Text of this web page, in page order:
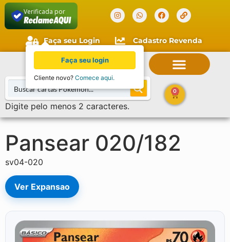
Verificada por
Faça seu Login Cadastro Revenda
Digite pelo menos 2 caracteres.
0
Pansear 020/182
sv04-020
Ver Expansao
Faça seu login
Cliente novo? Comece aqui.